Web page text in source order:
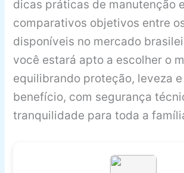
dicas práticas de manutenção e
comparativos objetivos entre
disponíveis no mercado
você estará apto a escolher o
equilibrando proteção, leveza
benefício, com segurança
tranquilidade para toda a